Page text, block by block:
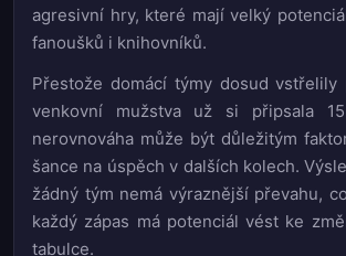
agresivní hry, které mají velký
fanoušků i knihovníků.
Přestože domácí týmy dosud vstřelily
venkovní mužstva už si připsala
nerovnováha může být důležitým
šance na úspěch v dalších kolech.
žádný tým nemá výraznější převahu,
každý zápas má potenciál vést ke
tabulce.